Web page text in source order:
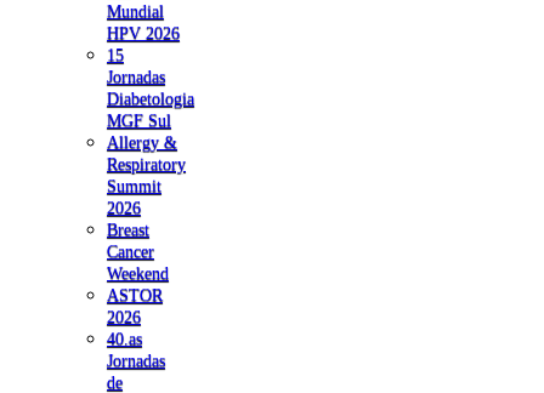
Mundial
HPV 2026
15
Jornadas
Diabetologia
MGF Sul
Allergy &
Respiratory
Summit
2026
Breast
Cancer
Weekend
ASTOR
2026
40.as
Jornadas
de